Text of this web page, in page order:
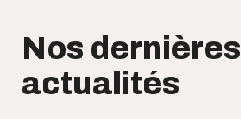
Nos dernières
actualités